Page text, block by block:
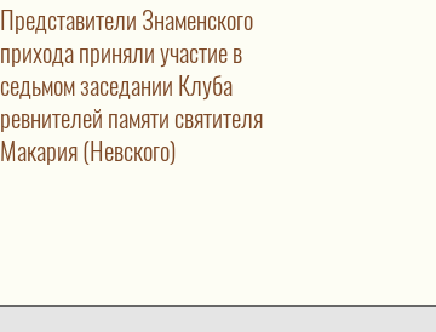
Представители Знаменского
прихода приняли участие в
седьмом заседании Клуба
ревнителей памяти святителя
Макария (Невского)